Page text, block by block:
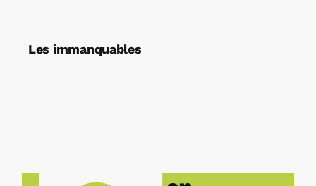
Les immanquables